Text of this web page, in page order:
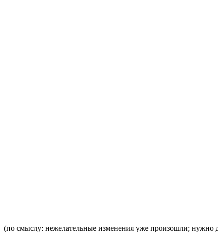
(по смыслу: нежелательные изменения уже произошли; нужно